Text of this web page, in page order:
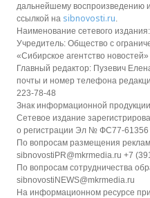
дальнейшему воспроизведению
ссылкой на sibnovosti.ru
Наименование сетевого
Учредитель: Общество с
«Сибирское агентство новостей»
Главный редактор: Пузевич
почты и номер телефона
223-78-48
Знак информационной
Сетевое издание
о регистрации Эл № ФС77-61356
По вопросам размещения
sibnovostiPR@mkrmedia.ru +7
По вопросам сотрудничества
sibnovostiNEWS@mkrmedia.ru
На информационном ресурсе